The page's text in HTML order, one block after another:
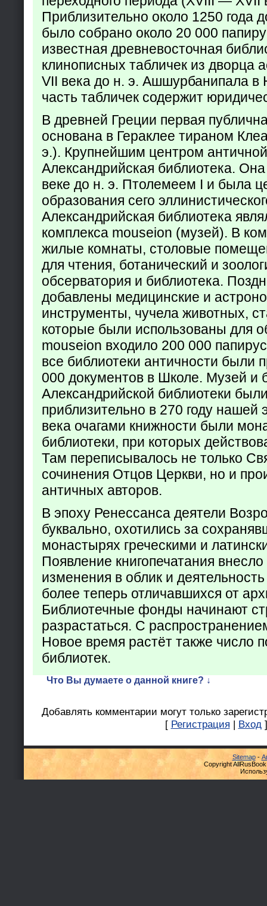
Приблизительно около 1250 года
было собрано около 20 000
известная древневосточная
клинописных табличек из дворца
VII века до н. э. Ашшурбанипала в
часть табличек содержит
В древней Греции первая
основана в Гераклее тираном
э.). Крупнейшим центром
Александрийская библиотека.
веке до н. э. Птолемеем I и была
образования сего
Александрийская библиотека
комплекса mouseion (музей). В
жилые комнаты, столовые
для чтения, ботанический и
обсерватория и библиотека.
добавлены медицинские и
инструменты, чучела животных,
которые были использованы для
mouseion входило 200 000
все библиотеки античности были
000 документов в Школе. Музей и
Александрийской библиотеки
приблизительно в 270 году
века очагами книжности были
библиотеки, при которых
Там переписывалось не только
сочинения Отцов Церкви, но и
античных авторов.
В эпоху Ренессанса деятели
буквально, охотились за
монастырях греческими и
Появление книгопечатания
изменения в облик и
более теперь отличавшихся от
Библиотечные фонды начинают
разрастаться. С
Новое время растёт также число
библиотек.
Что Вы думаете о данной книге? ↓
Добавлять комментарии могут только
[ Регистрация | Вход ]
Sitemap-
Copyright